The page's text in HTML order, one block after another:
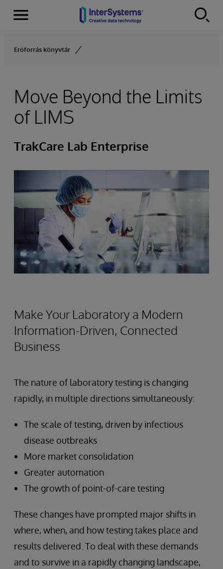
Skip to content
Menu
Erőforrás könyvtár
Move Beyond the Limits
of LIMS
TrakCare Lab Enterprise
Make Your Laboratory a Modern
Information-Driven, Connected
Business
The nature of laboratory testing is changing
rapidly, in multiple directions simultaneously:
The scale of testing, driven by infectious
disease outbreaks
More market consolidation
Greater automation
The growth of point-of-care testing
These changes have prompted major shifts in
where, when, and how testing takes place and
results delivered. To deal with these demands
and to survive in a rapidly changing landscape,